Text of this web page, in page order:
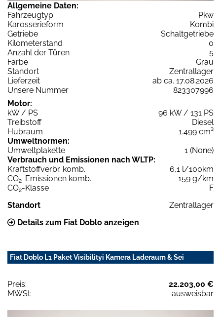
Allgemeine Daten:
Fahrzeugtyp
Pkw
Karosserieform
Kombi
Getriebe
Schaltgetriebe
Kilometerstand
0
Anzahl der Türen
5
Farbe
Grau
Standort
Zentrallager
Lieferzeit
ab ca. 17.08.2026
Unsere Nummer
823307996
Motor:
kW / PS
96 kW / 131 PS
Treibstoff
Diesel
Hubraum
1.499 cm³
Umweltnormen:
Umweltplakette
1 (None)
Verbrauch und Emissionen nach WLTP:
Kraftstoffverbr. komb.
6,1 l/100km
CO2-Emissionen komb.
159 g/km
CO2-Klasse
F
Standort
Zentrallager
Details zum Fiat Doblo anzeigen
Fiat Doblo L1 Paket Visibilityi Kamera Laderaum & Sei
Preis:
22.203,00 €
MWSt:
ausweisbar